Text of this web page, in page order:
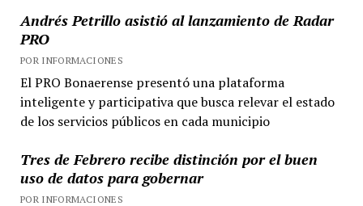
Andrés Petrillo asistió al lanzamiento de Radar
PRO
POR INFORMACIONES
El PRO Bonaerense presentó una plataforma
inteligente y participativa que busca relevar el estado
de los servicios públicos en cada municipio
Tres de Febrero recibe distinción por el buen
uso de datos para gobernar
POR INFORMACIONES